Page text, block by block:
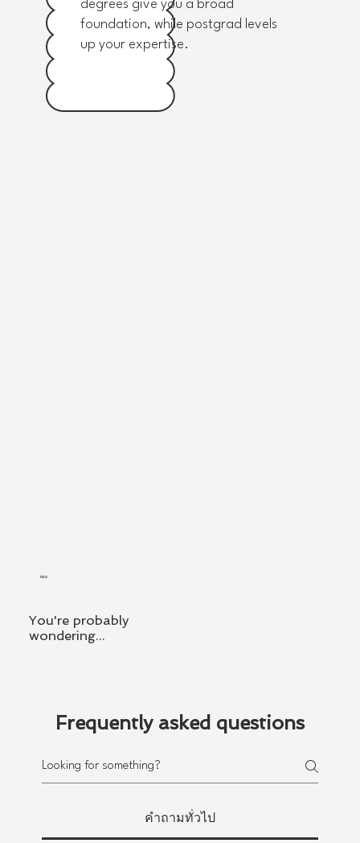
exciting but also comes with its
challenges. So, how do you make it
happen?
degrees give you a broad
foundation, while postgrad levels
up your expertise.
FAQ
You're probably
wondering...
Frequently asked questions
คำถามทั่วไป